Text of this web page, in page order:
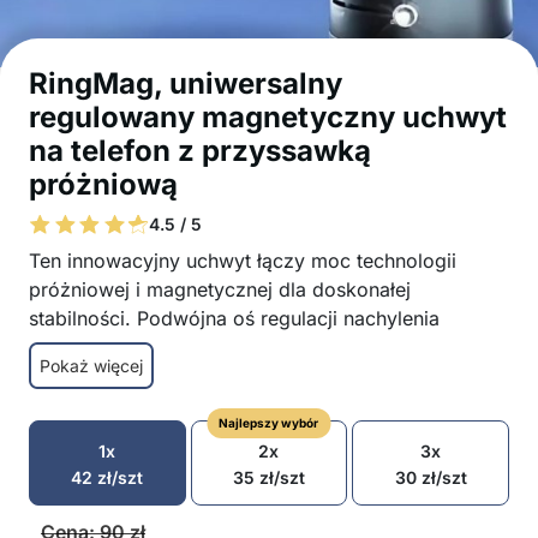
RingMag, uniwersalny
regulowany magnetyczny uchwyt
na telefon z przyssawką
próżniową
4.5 / 5
Ten innowacyjny uchwyt łączy moc technologii
próżniowej i magnetycznej dla doskonałej
stabilności. Podwójna oś regulacji nachylenia
zapewnia idealny kąt widzenia, a silne magnesy
gwarantują, że telefon pozostanie na miejscu nawet
podczas jazdy lub intensywnego użytkowania.
Kompaktowy i przenośny design sprawia, że jest
łatwy w użyciu wszędzie – w samochodzie, w
domu, w biurze lub w podróży!
Podwójna stabilizacja – połączenie przyssawki
Pokaż więcej
1x
42 zł/szt
Najlepszy wybór
2x
35 zł/szt
3x
30 zł/szt
Cena:90zł